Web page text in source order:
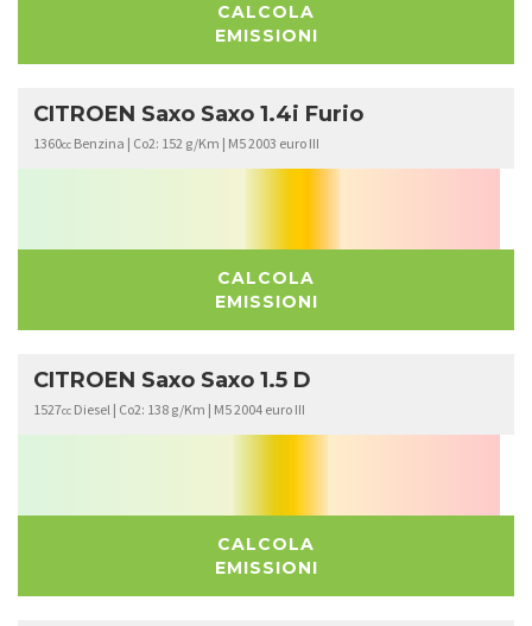
CALCOLA
EMISSIONI
CITROEN Saxo Saxo 1.4i Furio
1360cc Benzina | Co2: 152 g/Km | M5 2003 euro III
CALCOLA
EMISSIONI
CITROEN Saxo Saxo 1.5 D
1527cc Diesel | Co2: 138 g/Km | M5 2004 euro III
CALCOLA
EMISSIONI